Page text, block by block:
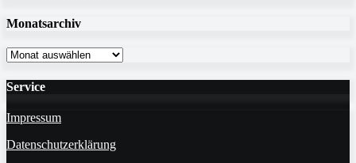
Monatsarchiv
Monatsarchiv
Service
Impressum
Datenschutzerklärung